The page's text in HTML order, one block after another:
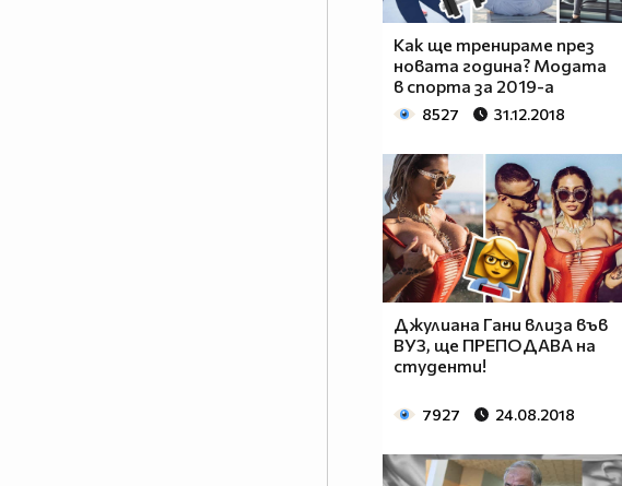
Как ще тренираме през
новата година? Модата
в спорта за 2019-а
8527 31.12.2018
Джулиана Гани влиза във
ВУЗ, ще ПРЕПОДАВА на
студенти!
7927 24.08.2018